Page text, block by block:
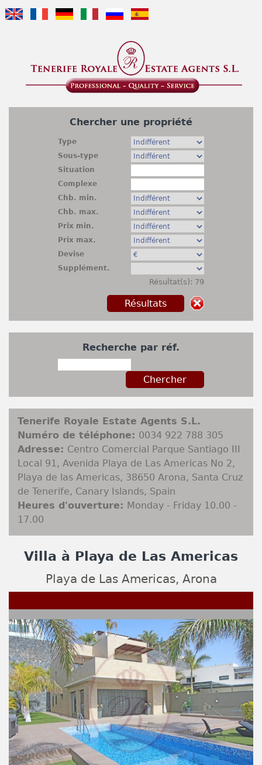
Jump to navigation
Chercher une propriété
Type
Sous-type
Situation
Complexe
Chb. min.
Chb. max.
Prix min.
Prix max.
Devise
Supplément.
Résultat(s): 79
Recherche par réf.
Tenerife Royale Estate Agents S.L.
Numéro de téléphone: 0034 922 788 305
Adresse: Centro Comercial Parque Santiago III
Local 91, Avenida Playa de Las Americas No 2,
Playa de las Americas, 38650 Arona, Santa Cruz
de Tenerife, Canary Islands, Spain
Heures d'ouverture: Monday - Friday 10.00 -
17.00
Villa à Playa de Las Americas
Playa de Las Americas, Arona